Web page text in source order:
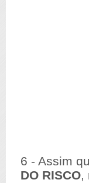
6 - Assim
DO RISCO,